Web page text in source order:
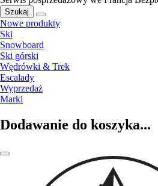
Szukaj
Nowe produkty
Ski
Snowboard
Ski górski
Wędrówki & Trek
Escalady
Wyprzedaż
Marki
Dodawanie do koszyka...